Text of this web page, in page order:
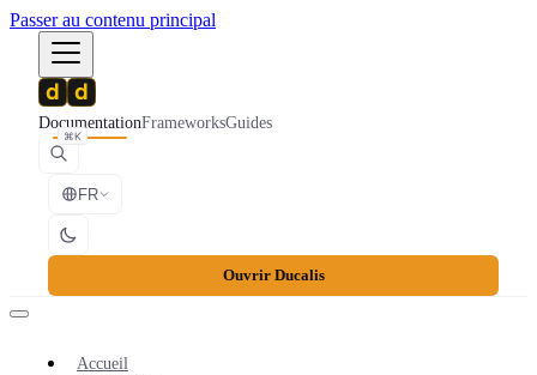
Passer au contenu principal
DocumentationFrameworksGuides
⌘K
FR
Ouvrir Ducalis
Accueil